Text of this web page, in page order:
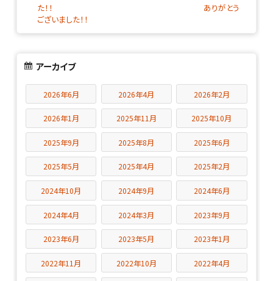
た！！ ありがとう
ございました！！
アーカイブ
2026年6月 2026年4月 2026年2月
2026年1月 2025年11月 2025年10月
2025年9月 2025年8月 2025年6月
2025年5月 2025年4月 2025年2月
2024年10月 2024年9月 2024年6月
2024年4月 2024年3月 2023年9月
2023年6月 2023年5月 2023年1月
2022年11月 2022年10月 2022年4月